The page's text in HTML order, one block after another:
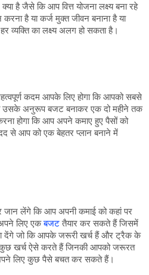
है जैसे कि आप वित्त योजना लक्ष्य बना रहे
हैं, घर खरीदना है या रिटायरमेंट प्लान करना है या कर्ज मुक्त जीवन बनाना है या
व्यक्ति का लक्ष्य अलग हो सकता है।
कदम आपके लिए होगा कि आपको सबसे
उसके अनुरूप बजट बनाकर एक दो महीने तक
होगा कि आप अपने कमाए हुए पैसों को
से आप को एक बेहतर प्लान बनाने में
लेंगे कि आप अपनी कमाई को कहां पर
लिए एक बजट तैयार कर सकते हैं जिसमें
देंगे जो कि आपके जरूरी खर्च हैं और ट्रैक के
खर्च ऐसे करते हैं जिनकी आपको जरूरत
लिए कुछ पैसे बचत कर सकते हैं।